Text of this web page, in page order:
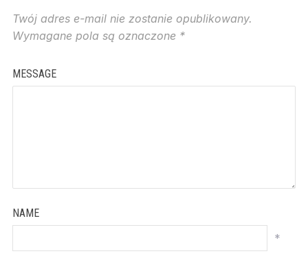
Twój adres e-mail nie zostanie opublikowany.
Wymagane pola są oznaczone *
MESSAGE
NAME
*